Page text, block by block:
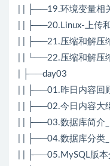
| | ├──19.环境变量相
| | ├──20.Linux-上传
| | ├──21.压缩和解压
| | └──22.压缩和解压
| ├──day03
| | ├──01.昨日内容回
| | ├──02.今日内容大
| | ├──03.数据库简介
| | ├──04.数据库分类
| | ├──05.MySQL版